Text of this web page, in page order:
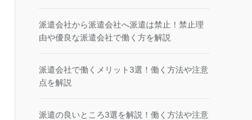
派遣会社から派遣会社へ派遣は禁止！禁止理
由や優良な派遣会社で働く方を解説
派遣会社で働くメリット3選！働く方法や注意
点を解説
派遣の良いところ3選を解説！働く方法や注意